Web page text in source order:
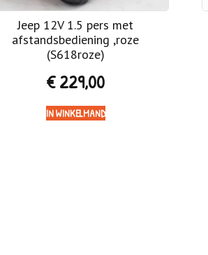
Jeep 12V 1.5 pers met
afstandsbediening ,roze
(S618roze)
€229,00
IN WINKELMAND